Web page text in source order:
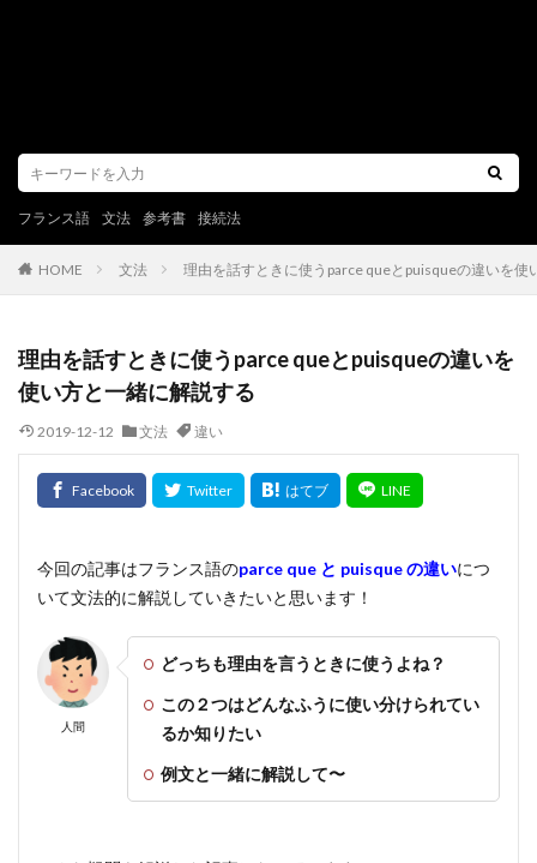
フランス語 文法 参考書 接続法
HOME 文法 理由を話すときに使うparce queとpuisqueの違いを使
理由を話すときに使うparce queとpuisqueの違いを
使い方と一緒に解説する
2019-12-12 文法 違い
今回の記事はフランス語のparce que と puisque の違いにつ
いて文法的に解説していきたいと思います！
人間
どっちも理由を言うときに使うよね？
この２つはどんなふうに使い分けられてい
るか知りたい
例文と一緒に解説して〜